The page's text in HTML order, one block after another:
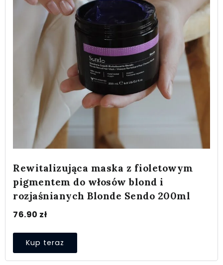
Rewitalizująca maska z fioletowym
pigmentem do włosów blond i
rozjaśnianych Blonde Sendo 200ml
76.90 zł
Kup teraz